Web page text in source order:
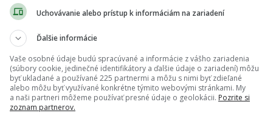
Uchovávanie alebo prístup k informáciám na zariadení
Ďalšie informácie
Vaše osobné údaje budú spracúvané a informácie z vášho zariadenia
(súbory cookie, jedinečné identifikátory a ďalšie údaje o zariadení) môžu
byť ukladané a používané 225 partnermi a môžu s nimi byť zdieľané
alebo môžu byť využívané konkrétne týmito webovými stránkami. My
a naši partneri môžeme používať presné údaje o geolokácii. Pozrite si
zoznam partnerov.